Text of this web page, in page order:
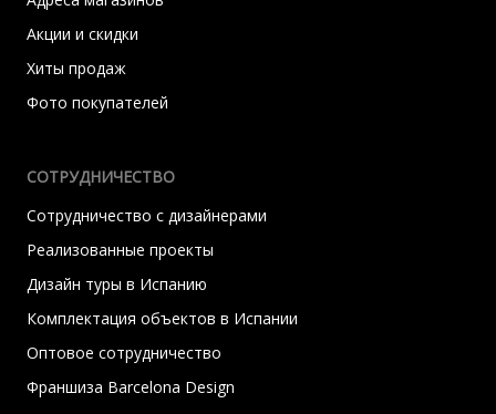
Акции и скидки
Хиты продаж
Фото покупателей
СОТРУДНИЧЕСТВО
Сотрудничество с дизайнерами
Реализованные проекты
Дизайн туры в Испанию
Комплектация объектов в Испании
Оптовое сотрудничество
Франшиза Barcelona Design